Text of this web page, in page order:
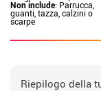
Non include: Parrucca,
guanti, tazza, calzini o
scarpe
Riepilogo della